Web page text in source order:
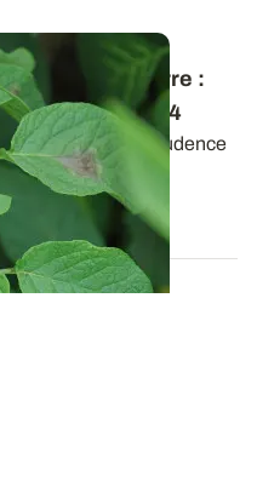
pomme de terre :
campagne 2024
qui évolue, prudence